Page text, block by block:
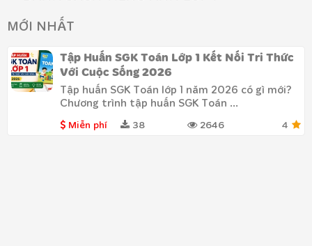
MỚI NHẤT
Tập Huấn SGK Toán Lớp 1 Kết Nối Tri Thức
Với Cuộc Sống 2026
Tập huấn SGK Toán lớp 1 năm 2026 có gì mới?
Chương trình tập huấn SGK Toán ...
Miễn phí 38 2646 4